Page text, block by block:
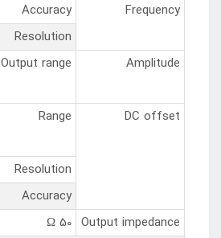
Frequency
Accuracy
Resolution
Amplitude
Output range
DC offset
Range
Resolution
Accuracy
Output impedance
50 Ω